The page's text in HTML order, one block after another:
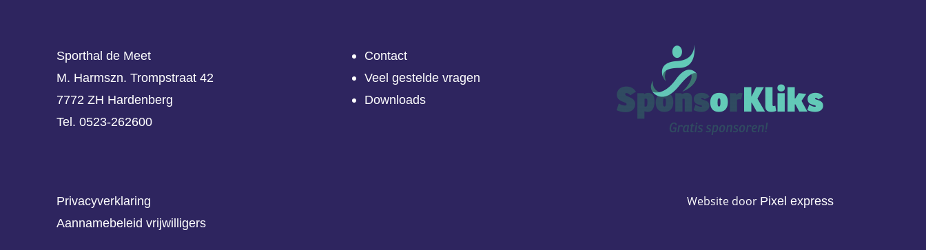
Sporthal de Meet
M. Harmszn. Trompstraat 42
7772 ZH Hardenberg
Tel. 0523-262600
Contact
Veel gestelde vragen
Downloads
Privacyverklaring
Aannamebeleid vrijwilligers
Website door Pixel express